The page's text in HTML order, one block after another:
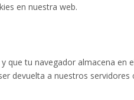
en nuestra web.
que tu navegador almacena en
devuelta a nuestros servidores